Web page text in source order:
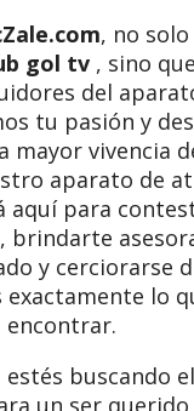
, no solo
gol tv , sino
del
tu pasión y
mayor vivencia
aparato de
aquí para
brindarte
y cerciorarse
exactamente lo
estés buscando